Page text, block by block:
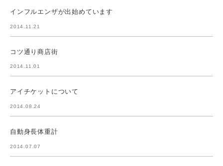
インフルエンザが出始めています
2014.11.21
コツ通り商店街
2014.11.01
アイチケットについて
2014.08.24
自動身長体重計
2014.07.07